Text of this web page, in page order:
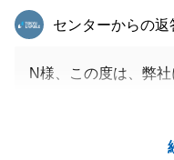
東急リバブル
センターからの返
N様、この度は、弊